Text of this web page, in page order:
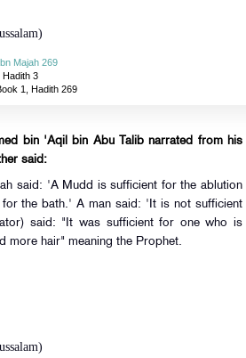
Majah 269
Hadith 3
1, Hadith 269
bin 'Aqil bin Abu Talib narrated from his
said:
said: 'A Mudd is sufficient for the ablution
the bath.' A man said: 'It is not sufficient
said: "It was sufficient for one who is
more hair" meaning the Prophet.